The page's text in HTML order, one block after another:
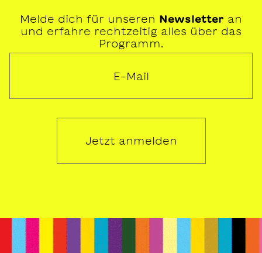
Melde dich für unseren Newsletter an
und erfahre rechtzeitig alles über das
Programm.